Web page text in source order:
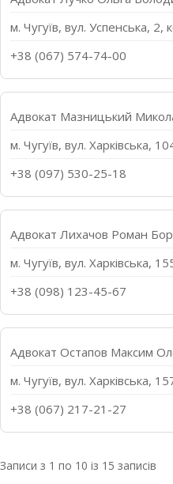
м. Чугуїв, вул. Успенська, 2,
+38 (067) 574-74-00
Адвокат Мазницький
м. Чугуїв, вул. Харківська,
+38 (097) 530-25-18
Адвокат Лихачов Роман
м. Чугуїв, вул. Харківська,
+38 (098) 123-45-67
Адвокат Остапов Максим
м. Чугуїв, вул. Харківська,
+38 (067) 217-21-27
Записи з 1 по 10 із 15 записів